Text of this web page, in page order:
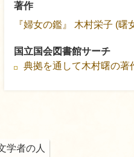
著作
『婦女の鑑』
木村栄子 (曙
国立国会図書館サーチ
典拠を通して木村曙の著
学者の人